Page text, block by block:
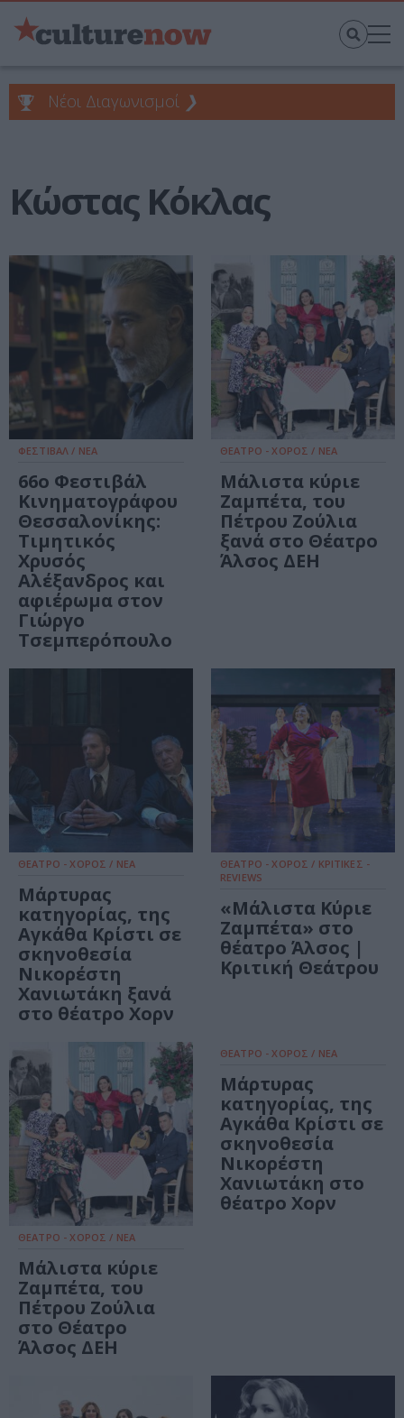
Νέοι Διαγωνισμοί ❯
Κώστας Κόκλας
ΦΕΣΤΙΒΑΛ / ΝΕΑ
66o Φεστιβάλ
Κινηματογράφου
Θεσσαλονίκης:
Τιμητικός
Χρυσός
Αλέξανδρος και
αφιέρωμα στον
Γιώργο
Τσεμπερόπουλο
ΘΕΑΤΡΟ - ΧΟΡΟΣ / ΝΕΑ
Μάλιστα κύριε
Ζαμπέτα, του
Πέτρου Ζούλια
ξανά στο Θέατρο
Άλσος ΔΕΗ
ΘΕΑΤΡΟ - ΧΟΡΟΣ / ΝΕΑ
Μάρτυρας
κατηγορίας, της
Αγκάθα Κρίστι σε
σκηνοθεσία
Νικορέστη
Χανιωτάκη ξανά
στο θέατρο Χορν
ΘΕΑΤΡΟ - ΧΟΡΟΣ / ΚΡΙΤΙΚΕΣ -
REVIEWS
«Μάλιστα Κύριε
Ζαμπέτα» στο
θέατρο Άλσος |
Κριτική Θεάτρου
ΘΕΑΤΡΟ - ΧΟΡΟΣ / ΝΕΑ
Μάλιστα κύριε
Ζαμπέτα, του
Πέτρου Ζούλια
στο Θέατρο
Άλσος ΔΕΗ
ΘΕΑΤΡΟ - ΧΟΡΟΣ / ΝΕΑ
Μάρτυρας
κατηγορίας, της
Αγκάθα Κρίστι σε
σκηνοθεσία
Νικορέστη
Χανιωτάκη στο
θέατρο Χορν